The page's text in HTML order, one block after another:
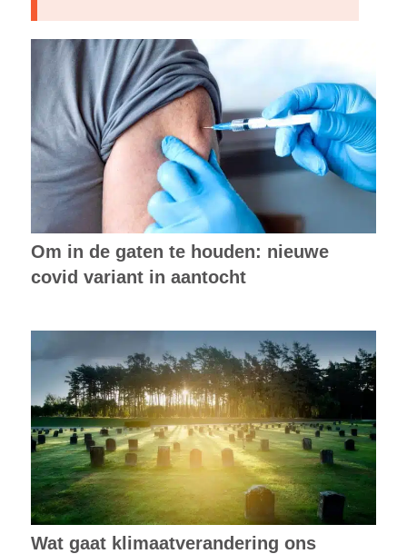
Om in de gaten te houden: nieuwe
covid variant in aantocht
Wat gaat klimaatverandering ons